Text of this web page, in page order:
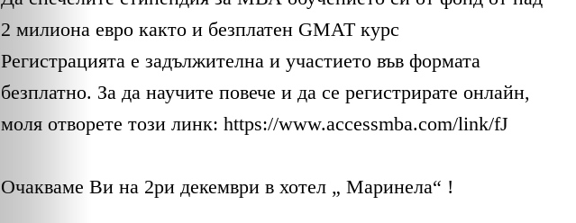
2 милиона евро както и безплатен GMAT курс
Регистрацията е задължителна и участието във формата
безплатно. За да научите повече и да се регистрирате онлайн,
моля отворете този линк: https://www.accessmba.com/link/fJ
Очакваме Ви на 2ри декември в хотел „ Маринела“ !